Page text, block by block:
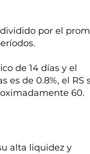
por el
de 14 días y el
es de 0.8%, el RS
60.
alta liquidez y